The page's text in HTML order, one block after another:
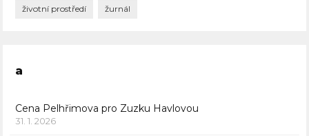
životní prostředí žurnál
a
Cena Pelhřimova pro Zuzku Havlovou
31. 1. 2026